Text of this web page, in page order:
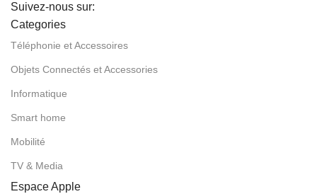
Suivez-nous sur:
Categories
Téléphonie et Accessoires
Objets Connectés et Accessories
Informatique
Smart home
Mobilité
TV & Media
Espace Apple